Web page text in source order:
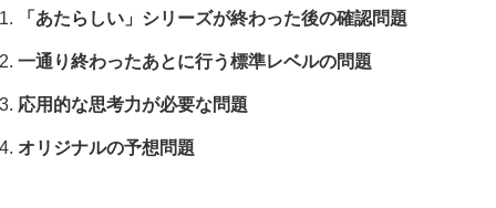
「あたらしい」シリーズが終わった後の確認問題
一通り終わったあとに行う標準レベルの問題
応用的な思考力が必要な問題
オリジナルの予想問題